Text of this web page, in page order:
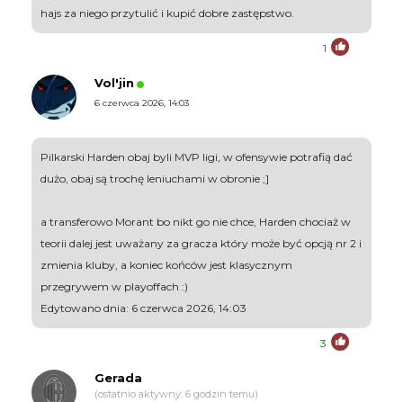
hajs za niego przytulić i kupić dobre zastępstwo.
1
Vol'jin
6 czerwca 2026, 14:03
Pilkarski Harden obaj byli MVP ligi, w ofensywie potrafią dać
dużo, obaj są trochę leniuchami w obronie ;]
a transferowo Morant bo nikt go nie chce, Harden chociaż w
teorii dalej jest uważany za gracza który może być opcją nr 2 i
zmienia kluby, a koniec końców jest klasycznym
przegrywem w playoffach :)
Edytowano dnia: 6 czerwca 2026, 14:03
3
Gerada
(ostatnio aktywny: 6 godzin temu)